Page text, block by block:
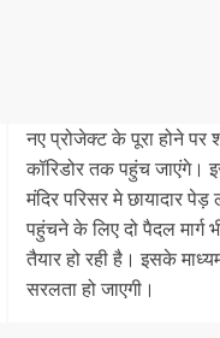
नए प्रोजेक्ट के पूरा होने पर
कॉरिडोर तक पहुंच जाएंगे।
मंदिर परिसर मे छायादार
पहुंचने के लिए दो पैदल मार्ग
तैयार हो रही है। इसके
सरलता हो जाएगी।